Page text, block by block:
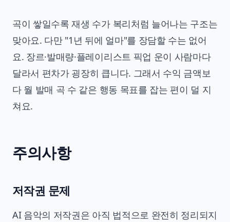
곡이 쌓일수록 재생 수가 복리처럼 늘어나는 구조는
맞아요. 다만 "1년 뒤에 얼마"를 장담할 수는 없어
요. 장르·발매량·플레이리스트 픽업 운이 사람마다
달라서 편차가 굉장히 큽니다. 그래서 수익 금액보
다 월 발매 곡 수 같은 행동 목표를 잡는 편이 덜 지
쳐요.
주의사항
저작권 문제
AI 음악의 저작권은 아직 법적으로 완전히 정리되지